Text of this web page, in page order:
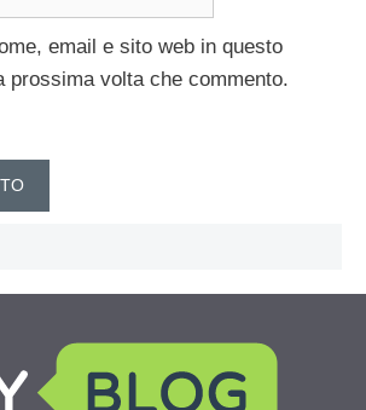
email e sito web in questo
prossima volta che commento.